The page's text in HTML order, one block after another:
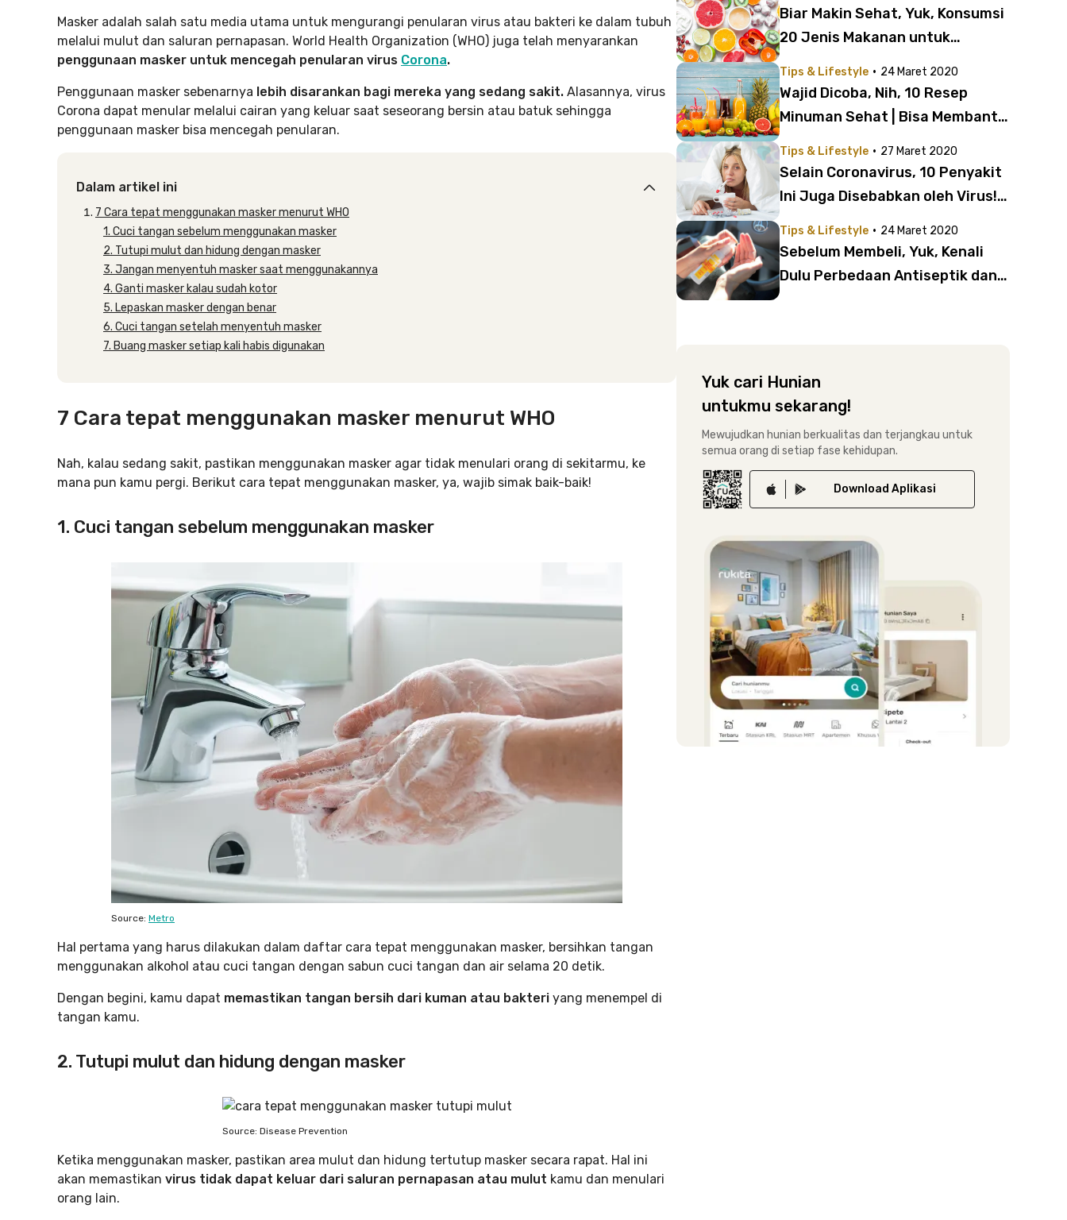
Masker adalah salah satu media utama untuk mengurangi penularan virus atau bakteri ke dalam tubuh
melalui mulut dan saluran pernapasan. World Health Organization (WHO) juga telah menyarankan
penggunaan masker untuk mencegah penularan virus Corona.
Penggunaan masker sebenarnya lebih disarankan bagi mereka yang sedang sakit. Alasannya, virus
Corona dapat menular melalui cairan yang keluar saat seseorang bersin atau batuk sehingga
penggunaan masker bisa mencegah penularan.
Dalam artikel ini
7 Cara tepat menggunakan masker menurut WHO
1. Cuci tangan sebelum menggunakan masker
2. Tutupi mulut dan hidung dengan masker
3. Jangan menyentuh masker saat menggunakannya
4. Ganti masker kalau sudah kotor
5. Lepaskan masker dengan benar
6. Cuci tangan setelah menyentuh masker
7. Buang masker setiap kali habis digunakan
7 Cara tepat menggunakan masker menurut WHO
Nah, kalau sedang sakit, pastikan menggunakan masker agar tidak menulari orang di sekitarmu, ke
mana pun kamu pergi. Berikut cara tepat menggunakan masker, ya, wajib simak baik-baik!
1. Cuci tangan sebelum menggunakan masker
Source: Metro
Hal pertama yang harus dilakukan dalam daftar cara tepat menggunakan masker, bersihkan tangan
menggunakan alkohol atau cuci tangan dengan sabun cuci tangan dan air selama 20 detik.
Dengan begini, kamu dapat memastikan tangan bersih dari kuman atau bakteri yang menempel di
tangan kamu.
2. Tutupi mulut dan hidung dengan masker
Source: Disease Prevention
Ketika menggunakan masker, pastikan area mulut dan hidung tertutup masker secara rapat. Hal ini
akan memastikan virus tidak dapat keluar dari saluran pernapasan atau mulut kamu dan menulari
orang lain.
Biar Makin Sehat, Yuk, Konsumsi
20 Jenis Makanan untuk
Tips & Lifestyle · 24 Maret 2020
Wajid Dicoba, Nih, 10 Resep
Minuman Sehat | Bisa Membantu
Tips & Lifestyle · 27 Maret 2020
Selain Coronavirus, 10 Penyakit
Ini Juga Disebabkan oleh Virus! |
dengan Kita!
Tips & Lifestyle · 24 Maret 2020
Sebelum Membeli, Yuk, Kenali
Dulu Perbedaan Antiseptik dan
Yuk cari Hunian
untukmu sekarang!
Mewujudkan hunian berkualitas dan terjangkau untuk
semua orang di setiap fase kehidupan.
Download Aplikasi